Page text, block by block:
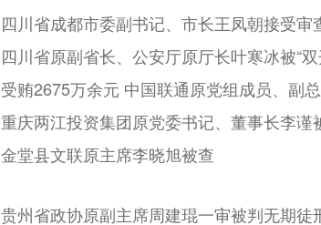
四川省成都市委副书记、市长王凤朝接受审
四川省原副省长、公安厅原厅长叶寒冰被“双
受贿2675万余元 中国联通原党组成员、副
重庆两江投资集团原党委书记、董事长李谨
金堂县文联原主席李晓旭被查
贵州省政协原副主席周建琨一审被判无期徒